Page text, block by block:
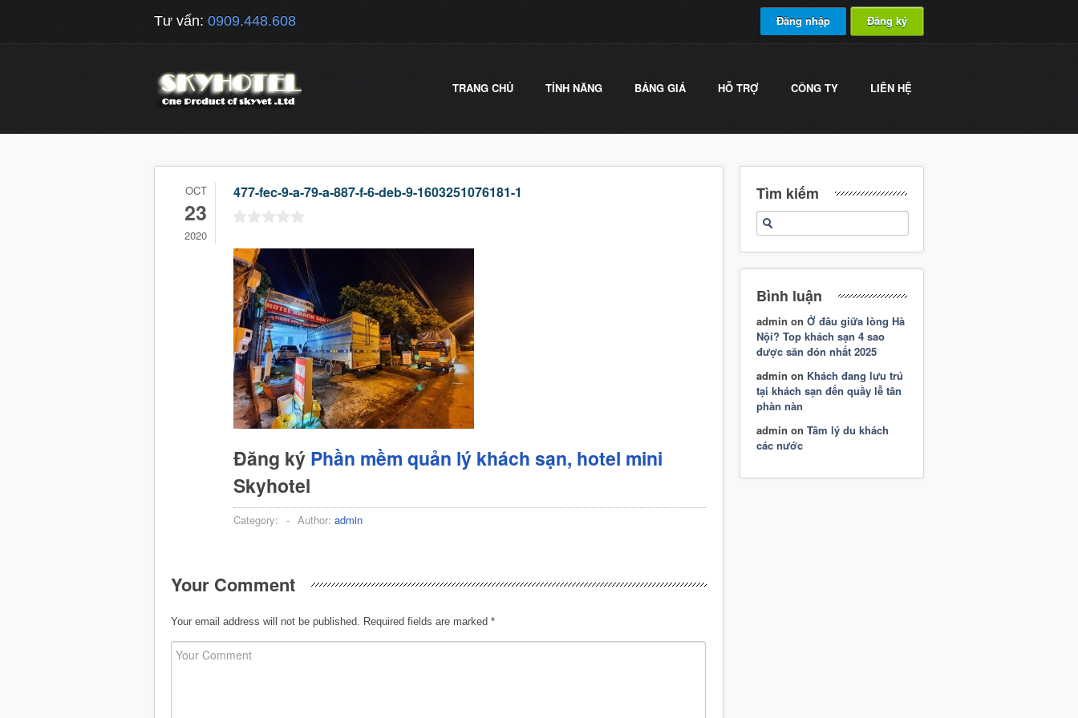
Tư vấn: 0909.448.608 Đăng nhập Đăng ký
TRANG CHỦ TÍNH NĂNG BẢNG GIÁ HỖ TRỢ CÔNG TY LIÊN HỆ
OCT
23
2020
477-fec-9-a-79-a-887-f-6-deb-9-1603251076181-1
Đăng ký Phần mềm quản lý khách sạn, hotel mini
Skyhotel
Category: - Author: admin
Your Comment
Your email address will not be published. Required fields are marked *
Tìm kiếm
Bình luận
admin on Ở đâu giữa lòng Hà
Nội? Top khách sạn 4 sao
được săn đón nhất 2025
admin on Khách đang lưu trú
tại khách sạn đến quầy lễ tân
phàn nàn
admin on Tâm lý du khách
các nước